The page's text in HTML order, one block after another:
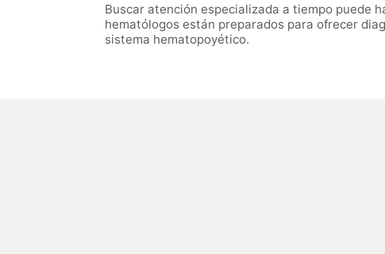
Buscar atención especializada a tiempo puede
hematólogos están preparados para ofrecer
sistema hematopoyético.